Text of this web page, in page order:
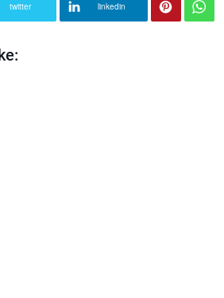
twitter linkedin